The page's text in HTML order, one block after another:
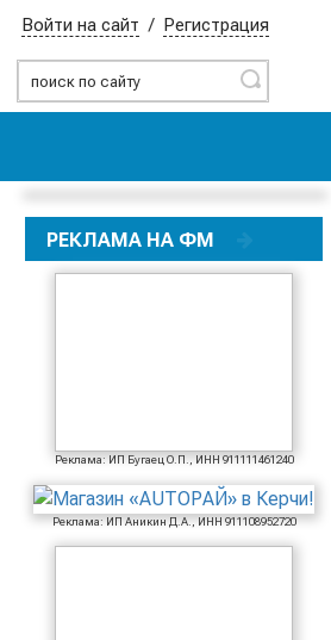
Найти
Войти на сайт / Регистрация
РЕКЛАМА НА ФМ
Реклама: ИП Бугаец О.П., ИНН 911111461240
Реклама: ИП Аникин Д.А., ИНН 911108952720